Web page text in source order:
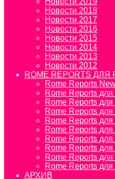
Новости 2018
Новости 2017
Новости 2016
Новости 2015
Новости 2014
Новости 2013
Новости 2012
ROME REPORTS
Rome Reports
Rome Reports
Rome Reports
Rome Reports
Rome Reports
Rome Reports
Rome Reports
Rome Reports
Rome Reports
Rome Reports
АРХИВ